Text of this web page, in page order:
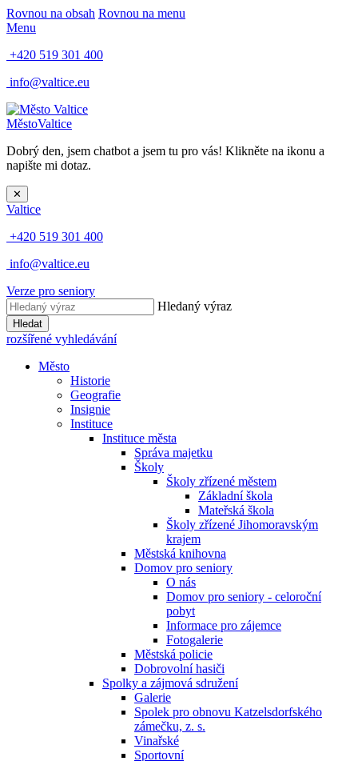
Rovnou na obsah Rovnou na menu
Menu
+420 519 301 400
info@valtice.eu
MěstoValtice
Dobrý den, jsem chatbot a jsem tu pro vás! Klikněte na ikonu a
napište mi dotaz.
✕
Valtice
+420 519 301 400
info@valtice.eu
Verze pro seniory
Hledaný výraz
Hledat
rozšířené vyhledávání
Město
Historie
Geografie
Insignie
Instituce
Instituce města
Správa majetku
Školy
Školy zřízené městem
Základní škola
Mateřská škola
Školy zřízené Jihomoravským
krajem
Městská knihovna
Domov pro seniory
O nás
Domov pro seniory - celoroční
pobyt
Informace pro zájemce
Fotogalerie
Městská policie
Dobrovolní hasiči
Spolky a zájmová sdružení
Galerie
Spolek pro obnovu Katzelsdorfského
zámečku, z. s.
Vinařské
Sportovní